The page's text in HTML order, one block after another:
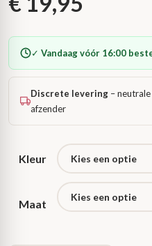
✓ Vandaag vóór 16:00
Discrete levering –
afzender
Kleur
Maat